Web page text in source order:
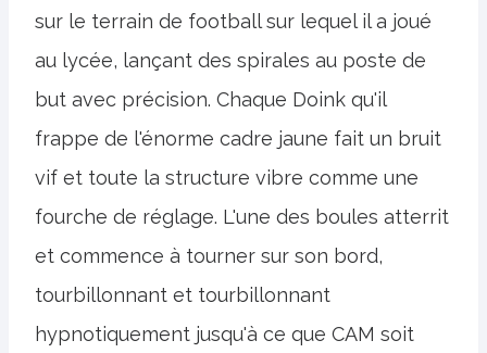
sur le terrain de football sur lequel il a joué
au lycée, lançant des spirales au poste de
but avec précision. Chaque Doink qu'il
frappe de l'énorme cadre jaune fait un bruit
vif et toute la structure vibre comme une
fourche de réglage. L'une des boules atterrit
et commence à tourner sur son bord,
tourbillonnant et tourbillonnant
hypnotiquement jusqu'à ce que CAM soit